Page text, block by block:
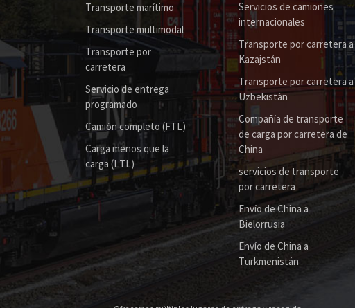
Transporte marítimo
Transporte multimodal
Transporte por
carretera
Servicio de entrega
programado
Camión completo (FTL)
Carga menos que la
carga (LTL)
Servicios de camiones
internacionales
Transporte por carretera a
Kazajstán
Transporte por carretera a
Uzbekistán
Compañía de transporte
de carga por carretera de
China
servicios de transporte
por carretera
Envío de China a
Bielorrusia
Envío de China a
Turkmenistán